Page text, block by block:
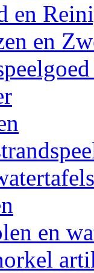
en
en
en